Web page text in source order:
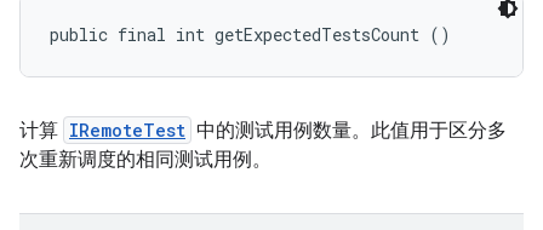
public final int getExpectedTestsCount ()
计算 IRemoteTest 中的测试用例数量。此值用于区分多
次重新调度的相同测试用例。